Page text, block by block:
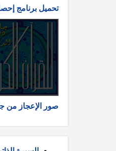
تحميل برنامج
صور الإعجاز من